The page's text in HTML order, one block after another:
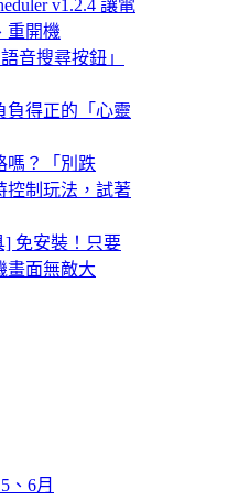
v1.2.4 讓電
重開機
音搜尋按鈕」
負得正的「心靈
嗎？「別跌
控制玩法，試著
] 免安裝！只要
畫面無敵大
、6月